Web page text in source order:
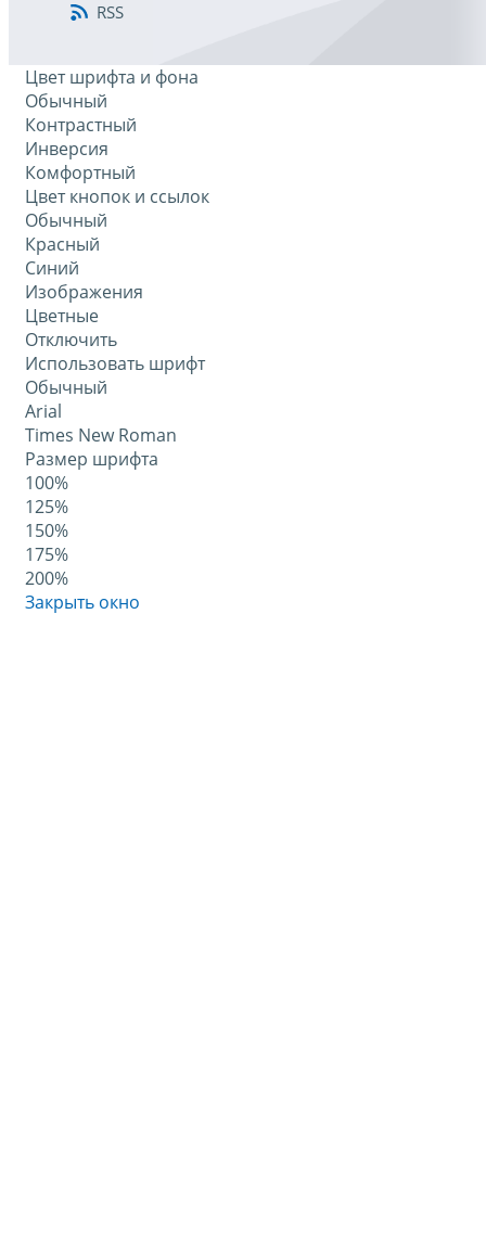
RSS
Цвет шрифта и фона
Обычный
Контрастный
Инверсия
Комфортный
Цвет кнопок и ссылок
Обычный
Красный
Синий
Изображения
Цветные
Отключить
Использовать шрифт
Обычный
Arial
Times New Roman
Размер шрифта
100%
125%
150%
175%
200%
Закрыть окно